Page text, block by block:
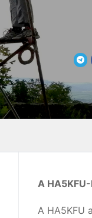
Keresése:
A
A HA5KFU